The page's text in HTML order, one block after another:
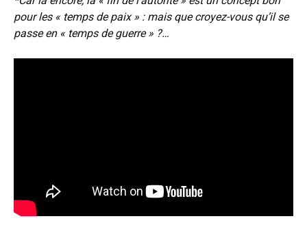
pour les « temps de paix » : mais que croyez-vous qu’il se
passe en « temps de guerre » ?…